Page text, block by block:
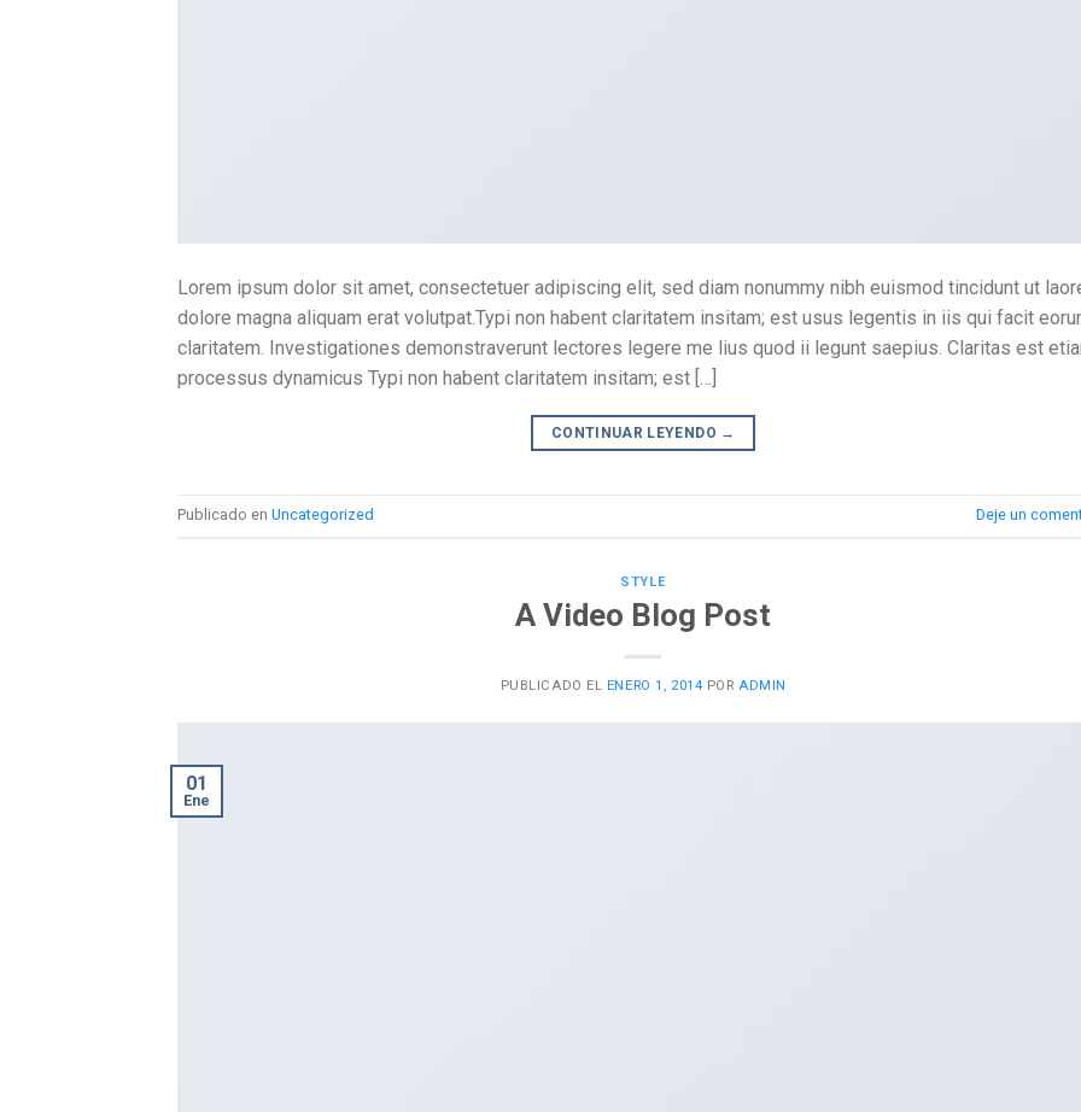
Lorem ipsum dolor sit amet, consectetuer adipiscing elit, sed diam nonummy nibh euismod tincidunt ut
dolore magna aliquam erat volutpat.Typi non habent claritatem insitam; est usus legentis in iis qui facit
claritatem. Investigationes demonstraverunt lectores legere me lius quod ii legunt saepius. Claritas est
processus dynamicus Typi non habent claritatem insitam; est […]
CONTINUAR LEYENDO →
Publicado en Uncategorized Deje un
STYLE
A Video Blog Post
PUBLICADO EL ENERO 1, 2014 POR ADMIN
01
Ene